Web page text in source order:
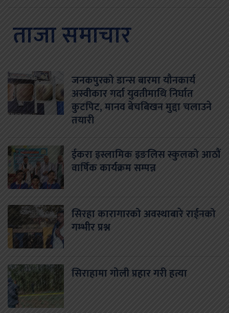
ताजा समाचार
जनकपुरको डान्स बारमा यौनकार्य
अस्वीकार गर्दा युवतीमाथि निर्घात
कुटपिट, मानव बेचबिखन मुद्दा चलाउने
तयारी
ईकरा इस्लामिक इङलिस स्कुलको आठौं
वार्षिक कार्यक्रम सम्पन्न
सिरहा कारागारको अवस्थाबारे राईनको
गम्भीर प्रश्न
सिराहामा गोली प्रहार गरी हत्या